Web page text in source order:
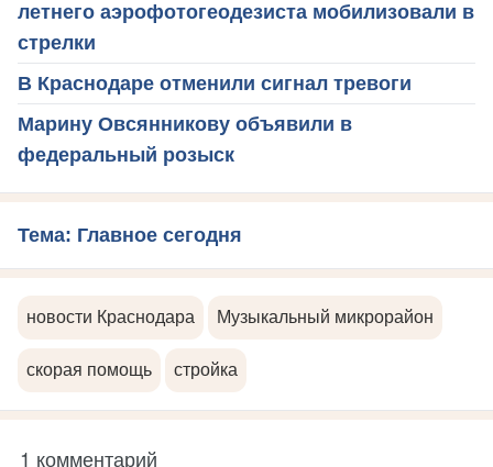
летнего аэрофотогеодезиста мобилизовали в
стрелки
В Краснодаре отменили сигнал тревоги
Марину Овсянникову объявили в
федеральный розыск
Тема: Главное сегодня
новости Краснодара Музыкальный микрорайон
скорая помощь стройка
1 комментарий